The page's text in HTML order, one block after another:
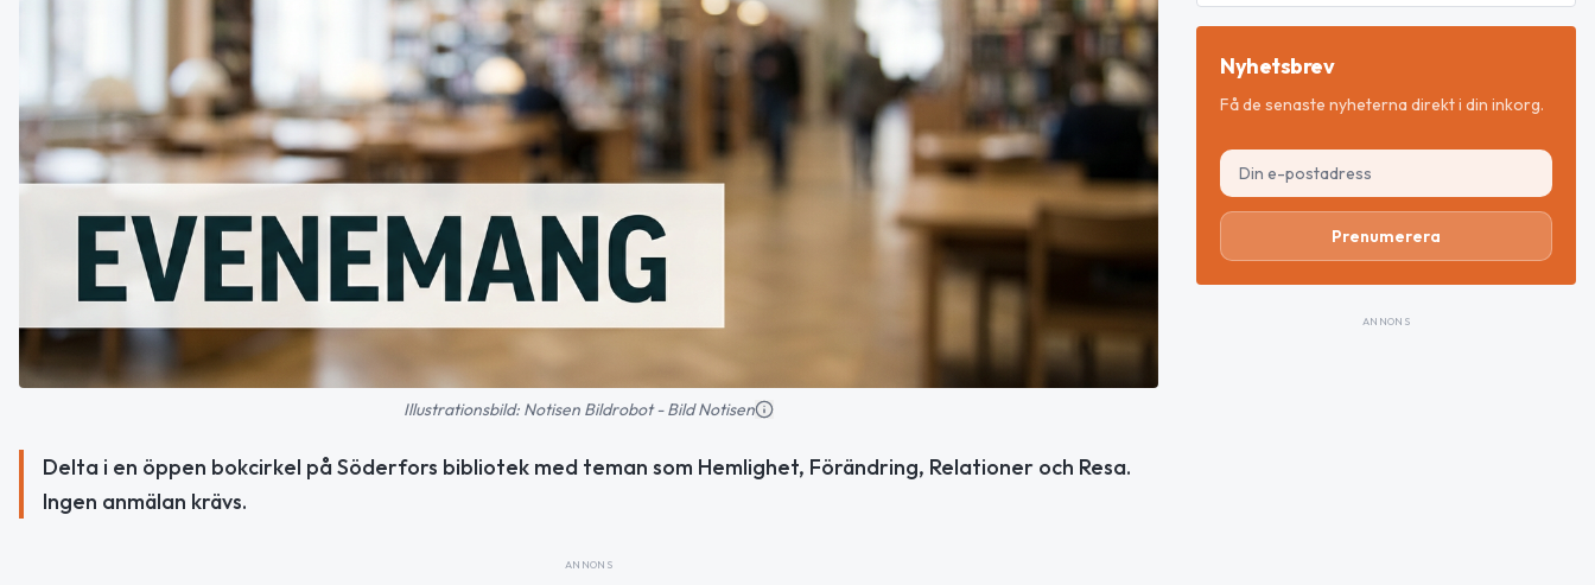
Illustrationsbild: Notisen Bildrobot - Bild Notisen
Delta i en öppen bokcirkel på Söderfors bibliotek med teman som Hemlighet, Förändring, Relationer och Resa.
Ingen anmälan krävs.
ANNONS
Nyhetsbrev
Få de senaste nyheterna direkt i din inkorg.
Prenumerera
ANNONS